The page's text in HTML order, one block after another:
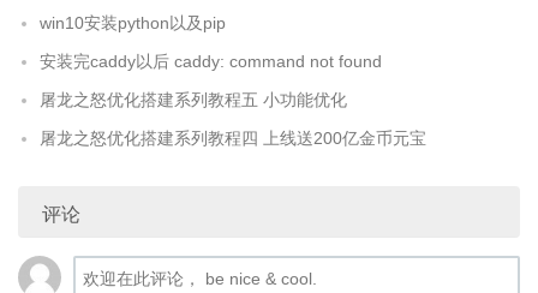
win10安装python以及pip
安装完caddy以后 caddy: command not found
屠龙之怒优化搭建系列教程五 小功能优化
屠龙之怒优化搭建系列教程四 上线送200亿金币元宝
评论